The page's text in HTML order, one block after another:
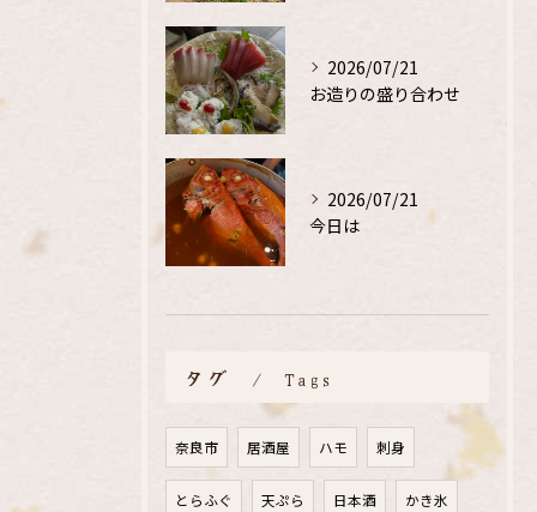
2026/07/21
お造りの盛り合わせ
2026/07/21
今日は
タグ Tags
奈良市 居酒屋 ハモ 刺身
とらふぐ 天ぷら 日本酒 かき氷